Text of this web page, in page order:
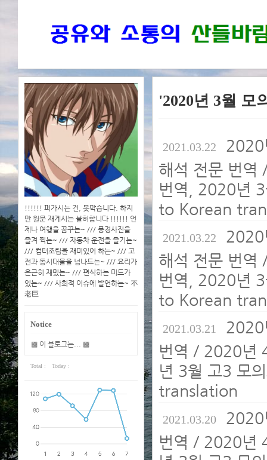
!!!!!! 퍼가시는 건, 못막습니다. 하지
만 원문 재게시는 불허합니다 !!!!!! 언
제나 여행을 꿈꾸는~ /// 풍경사진을
즐겨 찍는~ /// 자동차 운전을 즐기는~
/// 컴터조립을 재미있어 하는~ /// 고
전과 동시대물을 넘나드는~ /// 요리가
은근히 재밌는~ /// 편식하는 미드가
있는~ /// 사회적 이슈에 발언하는~ 不
老巨
Notice
▩ 이 블로그는... ▩
Total : Today :
'2020년 3월 모
2021.03.22 2020
해석 전문 번역
번역, 2020년
to Korean
2021.03.22 2020
해석 전문 번역
번역, 2020년
to Korean
2021.03.21 2020
번역 / 2020년
년 3월 고3 모
translation
2021.03.20 2020
번역 / 2020년